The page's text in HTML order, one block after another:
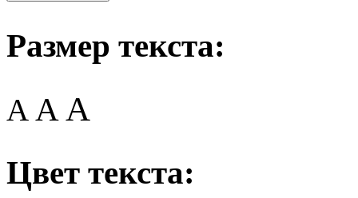
Размер текста:
A AA
Цвет текста: